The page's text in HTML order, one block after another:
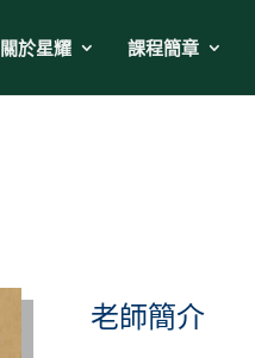
關於星耀 課程簡章
老師簡介